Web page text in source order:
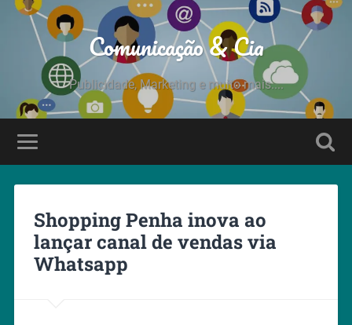
Comunicação & Cia
Publicidade, Marketing e muito mais....
Shopping Penha inova ao
lançar canal de vendas via
Whatsapp